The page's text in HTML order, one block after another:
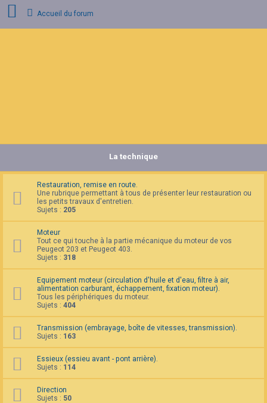
s
Accueil du forum
La technique
Restauration, remise en route.
Une rubrique permettant à tous de présenter leur restauration ou
les petits travaux d'entretien.
Sujets : 205
Moteur
Tout ce qui touche à la partie mécanique du moteur de vos
Peugeot 203 et Peugeot 403.
Sujets : 318
Equipement moteur (circulation d'huile et d'eau, filtre à air,
alimentation carburant, échappement, fixation moteur).
Tous les périphériques du moteur.
Sujets : 404
Transmission (embrayage, boîte de vitesses, transmission).
Sujets : 163
Essieux (essieu avant - pont arrière).
Sujets : 114
Direction
Sujets : 50